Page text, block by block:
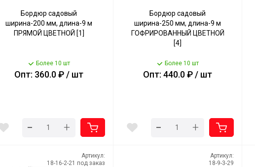
Бордюр садовый
ширина-200 мм, длина-9 м
ПРЯМОЙ ЦВЕТНОЙ [1]
Более 10 шт
Опт: 360.0 ₽ / шт
- +
Бордюр садовый
ширина-250 мм, длина-9 м
ГОФРИРОВАННЫЙ ЦВЕТНОЙ
[4]
Более 10 шт
Опт: 440.0 ₽ / шт
- +
Артикул:
18-16-2-21 под заказ
Артикул:
18-9-3-29